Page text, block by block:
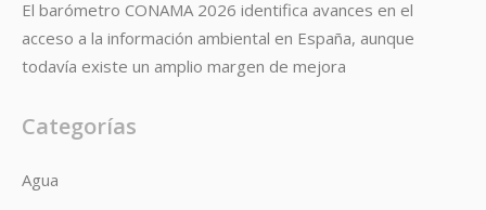
El barómetro CONAMA 2026 identifica avances en el
acceso a la información ambiental en España, aunque
todavía existe un amplio margen de mejora
Categorías
Agua